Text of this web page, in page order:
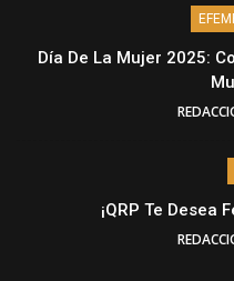
Día De La Mujer 2025:
¡QRP Te Desea